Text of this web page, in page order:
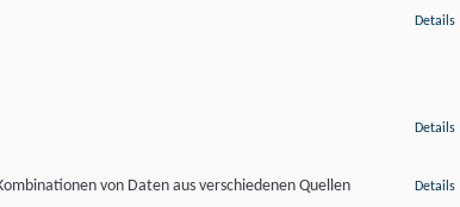
Details
Details
von Daten aus verschiedenen Quellen
Details